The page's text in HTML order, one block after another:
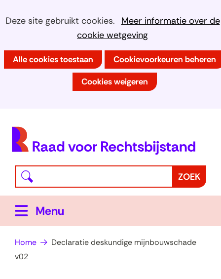
Cookies
Deze site gebruikt cookies.
Meer informatie over de
cookie wetgeving
Hier
het
gebruik
website
worden
toegestaan
Alle cookies toestaan Cookievoorkeuren beheren
Cookies weigeren
naar
de
inhoud
Waar
bent
naar
op
zoek?
ZOEK
Menu
Home
Declaratie deskundige mijnbouwschade
v02